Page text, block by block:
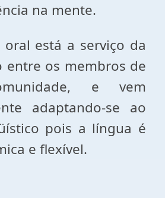
na mente.
está a serviço da
entre os membros de
e vem
adaptando-se ao
pois a língua é
e flexível.